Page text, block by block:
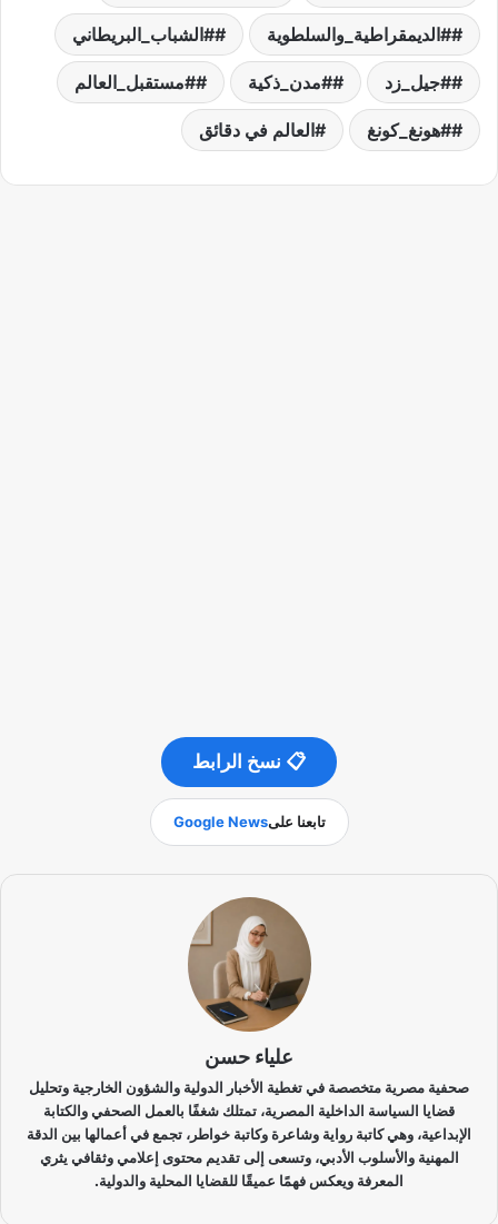
#الديمقراطية_والسلطوية #الشباب_البريطاني
#جيل_زد #مدن_ذكية #مستقبل_العالم
#هونغ_كونغ العالم في دقائق
📋 نسخ الرابط
تابعنا علىGoogle News
علياء حسن
صحفية مصرية متخصصة في تغطية الأخبار الدولية والشؤون الخارجية وتحليل
قضايا السياسة الداخلية المصرية، تمتلك شغفًا بالعمل الصحفي والكتابة
الإبداعية، وهي كاتبة رواية وشاعرة وكاتبة خواطر، تجمع في أعمالها بين الدقة
المهنية والأسلوب الأدبي، وتسعى إلى تقديم محتوى إعلامي وثقافي يثري
المعرفة ويعكس فهمًا عميقًا للقضايا المحلية والدولية.